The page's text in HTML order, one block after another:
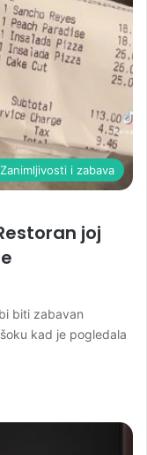
Zanimljivosti i zabava
joj
biti zabavan
kad je pogledala